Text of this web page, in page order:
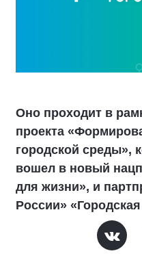
Оно проходит в
проекта
городской среды»,
вошел в новый
для жизни», и
России»